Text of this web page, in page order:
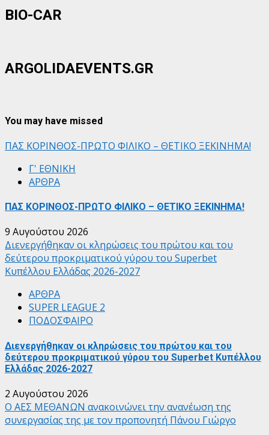
BIO-CAR
ARGOLIDAEVENTS.GR
You may have missed
ΠΑΣ ΚΟΡΙΝΘΟΣ-ΠΡΩΤΟ ΦΙΛΙΚΟ – ΘΕΤΙΚΟ ΞΕΚΙΝΗΜΑ!
Γ' ΕΘΝΙΚΗ
ΑΡΘΡΑ
ΠΑΣ ΚΟΡΙΝΘΟΣ-ΠΡΩΤΟ ΦΙΛΙΚΟ – ΘΕΤΙΚΟ ΞΕΚΙΝΗΜΑ!
9 Αυγούστου 2026
Διενεργήθηκαν οι κληρώσεις του πρώτου και του
δεύτερου προκριματικού γύρου του Superbet
Κυπέλλου Ελλάδας 2026-2027
ΑΡΘΡΑ
SUPER LEAGUE 2
ΠΟΔΟΣΦΑΙΡΟ
Διενεργήθηκαν οι κληρώσεις του πρώτου και του
δεύτερου προκριματικού γύρου του Superbet Κυπέλλου
Ελλάδας 2026-2027
2 Αυγούστου 2026
Ο ΑΕΣ ΜΕΘΑΝΩΝ ανακοινώνει την ανανέωση της
συνεργασίας της με τον προπονητή Πάνου Γιώργο